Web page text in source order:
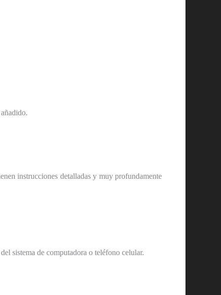
instrucciones detalladas y muy profundamente
sistema de computadora o teléfono celular.